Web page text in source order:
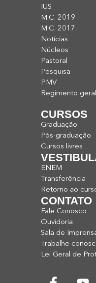
IUS
M.C. 2019
M.C. 2017
Notícias
Núcleos
Pastoral
Pesquisa
PMV
Regimento geral
CURSOS
Graduação
Pós-graduação
Cursos livres
ENEM
Transferência
Retorno ao
CONTATO
Fale Conosco
Ouvidoria
Sala de
Trabalhe
Lei Geral de